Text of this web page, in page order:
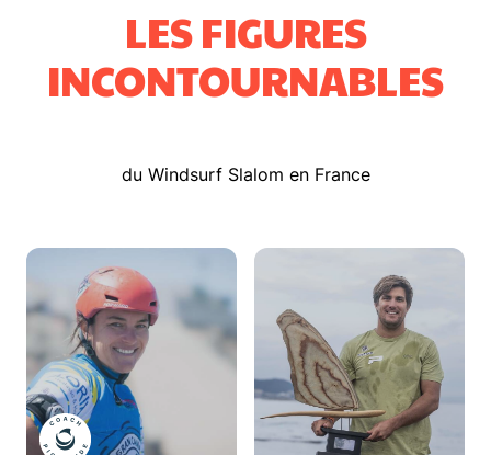
LES FIGURES
INCONTOURNABLES
du Windsurf Slalom en France